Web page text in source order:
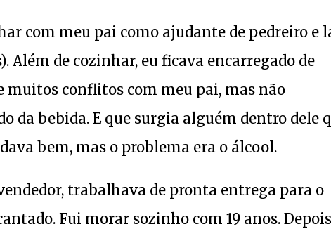
com meu pai como ajudante de pedreiro e
Além de cozinhar, eu ficava encarregado de
conflitos com meu pai, mas não
da bebida. E que surgia alguém dentro dele
bem, mas o problema era o álcool.
trabalhava de pronta entrega para o
Fui morar sozinho com 19 anos. Depois